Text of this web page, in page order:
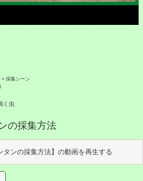
> 採集シーン
く虫
の採集方法
タンの採集方法】の動画を再生する